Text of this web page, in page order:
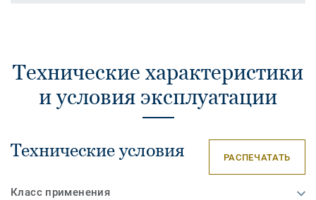
Технические характеристики
и условия эксплуатации
Технические условия РАСПЕЧАТАТЬ
Класс применения